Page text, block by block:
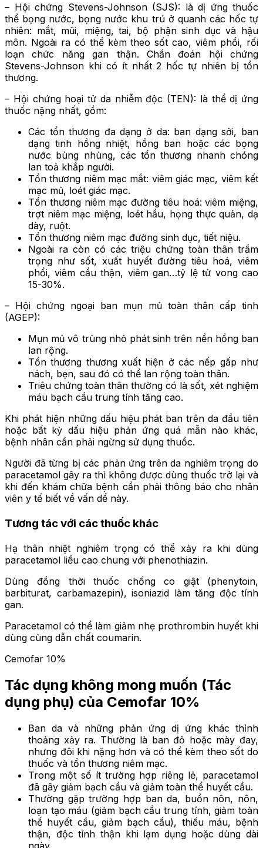
– Hội chứng Stevens-Johnson (SJS): là dị ứng thuốc
thể bọng nước, bọng nước khu trú ở quanh các hốc tự
nhiên: mắt, mũi, miệng, tai, bộ phận sinh dục và hậu
môn. Ngoài ra có thể kèm theo sốt cao, viêm phổi, rối
loạn chức năng gan thận. Chẩn đoán hội chứng
Stevens-Johnson khi có ít nhất 2 hốc tự nhiên bị tổn
thương.
– Hội chứng hoại tử da nhiễm độc (TEN): là thể dị ứng
thuốc nặng nhất, gồm:
Các tổn thương đa dạng ở da: ban dạng sởi, ban
dạng tinh hồng nhiệt, hồng ban hoặc các bọng
nước bùng nhùng, các tổn thương nhanh chóng
lan toả khắp người.
Tổn thương niêm mạc mắt: viêm giác mạc, viêm kết
mạc mủ, loét giác mạc.
Tổn thương niêm mạc đường tiêu hoá: viêm miệng,
trợt niêm mạc miệng, loét hầu, họng thực quản, dạ
dày, ruột.
Tổn thương niêm mạc đường sinh dục, tiết niệu.
Ngoài ra còn có các triệu chứng toàn thân trầm
trọng như sốt, xuất huyết đường tiêu hoá, viêm
phổi, viêm cầu thận, viêm gan…tỷ lệ tử vong cao
15-30%.
– Hội chứng ngoại ban mụn mủ toàn thân cấp tinh
(AGEP):
Mụn mủ vô trùng nhỏ phát sinh trên nền hồng ban
lan rộng.
Tổn thương thương xuất hiện ở các nếp gấp như
nách, bẹn, sau đó có thể lan rộng toàn thân.
Triêu chứng toàn thân thường có là sốt, xét nghiệm
máu bạch cầu trung tính tăng cao.
Khi phát hiện những dấu hiệu phát ban trên da đầu tiên
hoặc bất kỳ dấu hiệu phản ứng quá mẫn nào khác,
bệnh nhân cần phải ngừng sử dụng thuổc.
Người đã từng bị các phản ứng trên da nghiêm trọng do
paracetamol gây ra thì không được dùng thuốc trở lại và
khi đến khám chữa bệnh cần phải thông báo cho nhân
viên y tế biết về vấn dể này.
Tương tác với các thuốc khác
Hạ thân nhiệt nghiêm trọng có thể xảy ra khi dùng
paracetamol liều cao chung với phenothiazin.
Dùng đồng thời thuốc chống co giật (phenytoin,
barbiturat, carbamazepin), isoniazid làm tăng độc tính
gan.
Paracetamol có thể làm giảm nhẹ prothrombin huyết khi
dùng cùng dẫn chất coumarin.
Cemofar 10%
Tác dụng không mong muốn (Tác
dụng phụ) của Cemofar 10%
Ban da và những phản ứng dị ứng khác thỉnh
thoảng xảy ra. Thường là ban đỏ hoặc mày đay,
nhưng đôi khi nặng hơn và có thể kèm theo sốt do
thuốc và tổn thương niêm mạc.
Trong một số ít trường hợp riêng lẻ, paracetamol
đã gây giảm bạch cầu và giảm toàn thể huyết cầu.
Thường gặp trường hợp ban da, buồn nôn, nôn,
loạn tạo máu (giảm bạch cầu trung tính, giảm toàn
thể huyết cầu, giảm bạch cầu), thiếu máu, bệnh
thận, độc tính thận khi lạm dụng hoặc dùng dài